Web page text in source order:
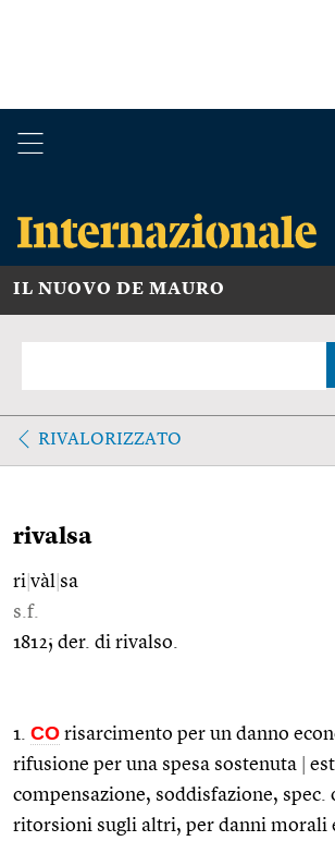
IL NUOVO DE MAURO
RIVALORIZZATO
rivalsa
ri vàl sa
s.f.
1812; der. di rivalso.
1. CO risarcimento per un danno
rifusione per una spesa sostenuta
compensazione, soddisfazione, spec.
ritorsioni sugli altri, per danni morali